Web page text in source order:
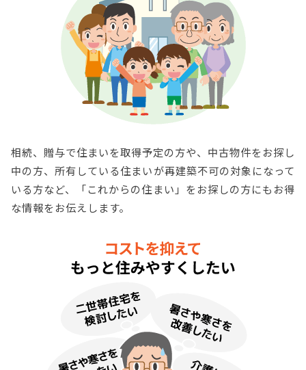
相続、贈与で住まいを取得予定の方や、中古物件をお探し
中の方、所有している住まいが再建築不可の対象になって
いる方など、「これからの住まい」をお探しの方にもお得
な情報をお伝えします。